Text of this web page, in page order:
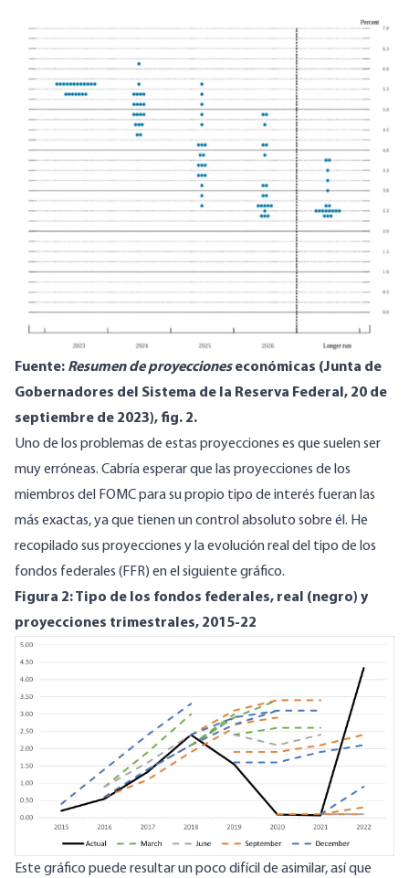
Fuente: Resumen de proyeccioneseconómicas (Junta de
Gobernadores del Sistema de la Reserva Federal, 20 de
septiembre de 2023), fig. 2.
Uno de los problemas de estas proyecciones es que suelen ser
muy erróneas. Cabría esperar que las proyecciones de los
miembros del FOMC para su propio tipo de interés fueran las
más exactas, ya que tienen un control absoluto sobre él. He
recopilado sus proyecciones y la evolución real del tipo de los
fondos federales (FFR) en el siguiente gráfico.
Figura 2: Tipo de los fondos federales, real (negro) y
proyecciones trimestrales, 2015-22
Image
Este gráfico puede resultar un poco difícil de asimilar, así que